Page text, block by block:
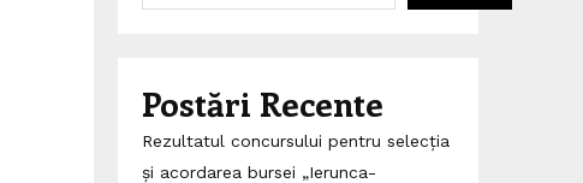
Postări Recente
Rezultatul concursului pentru selecția
și acordarea bursei „Ierunca-